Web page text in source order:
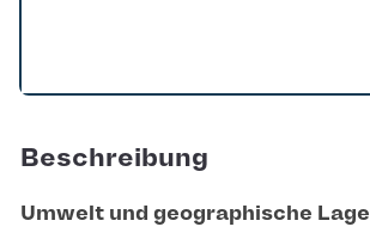
Beschreibung
Umwelt und geographische Lage